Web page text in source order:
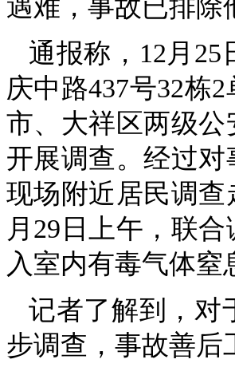
遇难，事故已排除
通报称，12月
庆中路437号32栋
市、大祥区两级
开展调查。经过
现场附近居民调
月29日上午，联
入室内有毒气体窒
记者了解到，对
步调查，事故善后